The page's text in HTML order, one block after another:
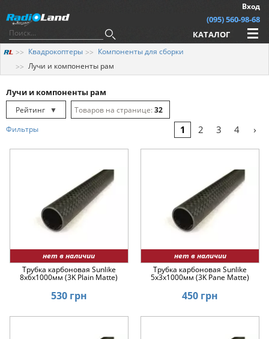
Вход
(095) 560-98-68
КАТАЛОГ
Квадрокоптеры
Компоненты для сборки
Лучи и компоненты рам
Лучи и компоненты рам
Рейтинг
▼
Рейтинг
32
Фильтры 1 2 3 4 ›
нет в наличии
Трубка карбоновая Sunlike
8x6x1000мм (3K Plain Matte)
530 грн
нет в наличии
Трубка карбоновая Sunlike
5x3x1000мм (3K Pane Matte)
450 грн